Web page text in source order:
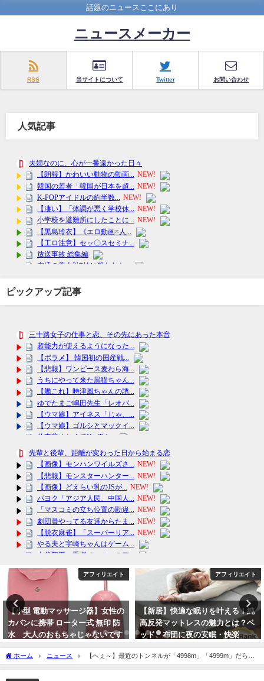
話題のニュースここにあり
ニュースメーカー
RSS 当サイトについて Twitter お問い合わせ
人気記事
ピックアップ記事
アフィリエイト
【小型 電動マッサージ器】女性の
カバンに携帯 ローター式 無印 防
水 大人のおもちゃじゃないです
よｗ
アフィリエイト
【新居】快適な眠りを叶える！純
高反発マットレスの魅力とは？ベ
ッド、布団に夜の安眠・快楽
ホーム ニュース
【へぇ～】最近のトンネルが「4998m」「4999m」だらけ
な理由って？ まるで「絶対に5000m以上にしたくない」ような…実は「法律」が関係